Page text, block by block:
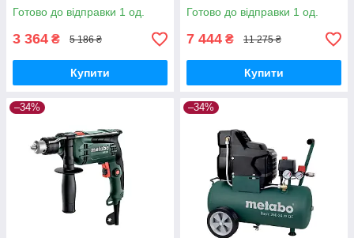
Готово до відправки 1 од.
3 364 ₴ 5 186 ₴
Купити
Готово до відправки 1 од.
7 444 ₴ 11 275 ₴
Купити
–34% –34%